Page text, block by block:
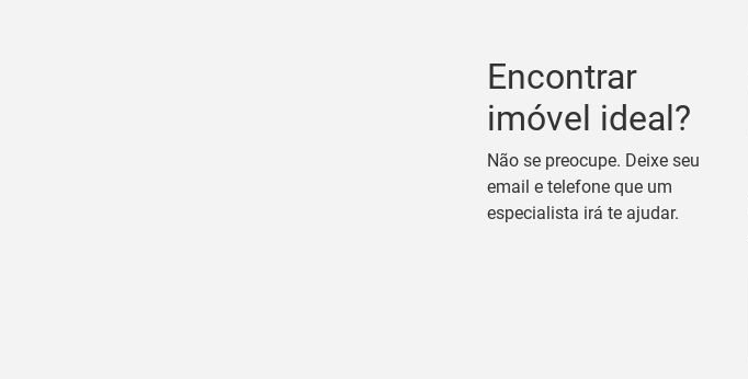
Encontrar
imóvel ideal?
Não se preocupe. Deixe seu
email e telefone que um
especialista irá te ajudar.